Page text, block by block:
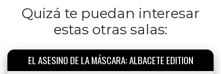
Quizá te puedan interesar
estas otras salas:
EL ASESINO DE LA MÁSCARA: ALBACETE EDITION